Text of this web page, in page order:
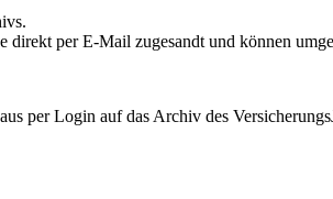
per E-Mail zugesandt und können
per Login auf das Archiv des